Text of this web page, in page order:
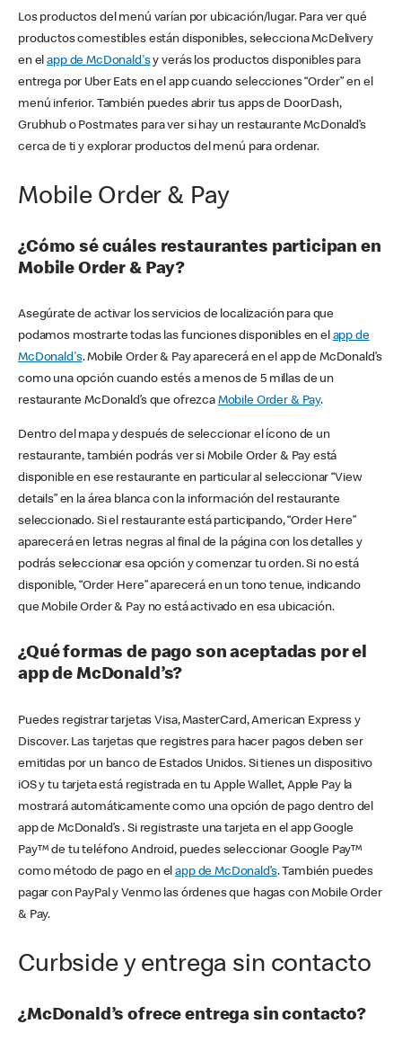
Los productos del menú varían por ubicación/lugar. Para ver qué
productos comestibles están disponibles, selecciona McDelivery
en elapp de McDonald'sy verás los productos disponibles para
entrega por Uber Eats en el app cuando selecciones “Order” en el
menú inferior. También puedes abrir tus apps de DoorDash,
Grubhub o Postmates para ver si hay un restaurante McDonald’s
cerca de ti y explorar productos del menú para ordenar.
Mobile Order & Pay
¿Cómo sé cuáles restaurantes participan en
Mobile Order & Pay?
Asegúrate de activar los servicios de localización para que
podamos mostrarte todas las funciones disponibles en el app de
McDonald's. Mobile Order & Pay aparecerá en el app de McDonald’s
como una opción cuando estés a menos de 5 millas de un
restaurante McDonald’s que ofrezca Mobile Order & Pay.
Dentro del mapa y después de seleccionar el ícono de un
restaurante, también podrás ver si Mobile Order & Pay está
disponible en ese restaurante en particular al seleccionar “View
details” en la área blanca con la información del restaurante
seleccionado. Si el restaurante está participando, “Order Here”
aparecerá en letras negras al final de la página con los detalles y
podrás seleccionar esa opción y comenzar tu orden. Si no está
disponible, “Order Here” aparecerá en un tono tenue, indicando
que Mobile Order & Pay no está activado en esa ubicación.
¿Qué formas de pago son aceptadas por el
app de McDonald’s?
Puedes registrar tarjetas Visa, MasterCard, American Express y
Discover. Las tarjetas que registres para hacer pagos deben ser
emitidas por un banco de Estados Unidos. Si tienes un dispositivo
iOS y tu tarjeta está registrada en tu Apple Wallet, Apple Pay la
mostrará automáticamente como una opción de pago dentro del
app de McDonald’s . Si registraste una tarjeta en el app Google
Pay™ de tu teléfono Android, puedes seleccionar Google Pay™
como método de pago en elapp de McDonald’s. También puedes
pagar con PayPal y Venmo las órdenes que hagas con Mobile Order
& Pay.
Curbside y entrega sin contacto
¿McDonald’s ofrece entrega sin contacto?